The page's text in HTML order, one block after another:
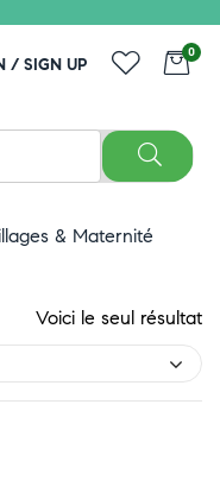
/ SIGN UP
0
& Maternité
Voici le seul résultat